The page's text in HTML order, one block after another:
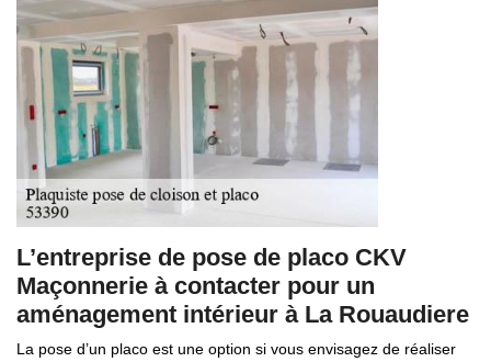
L’entreprise de pose de placo CKV
Maçonnerie à contacter pour un
aménagement intérieur à La Rouaudiere
La pose d’un placo est une option si vous envisagez de réaliser